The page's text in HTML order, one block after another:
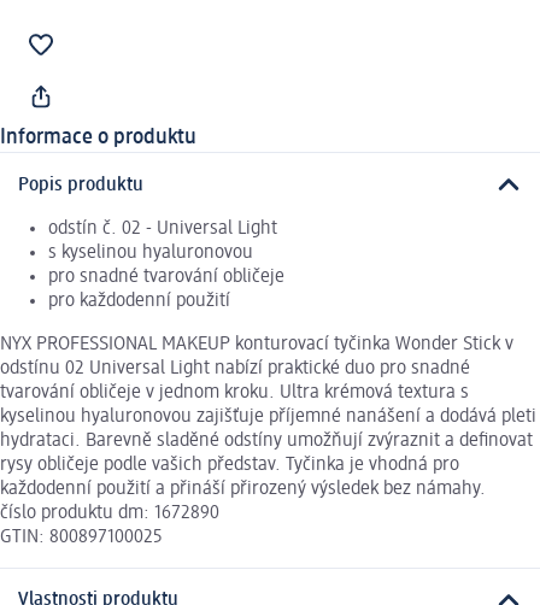
Informace o produktu
Popis produktu
odstín č. 02 - Universal Light
s kyselinou hyaluronovou
pro snadné tvarování obličeje
pro každodenní použití
NYX PROFESSIONAL MAKEUP konturovací tyčinka Wonder Stick v
odstínu 02 Universal Light nabízí praktické duo pro snadné
tvarování obličeje v jednom kroku. Ultra krémová textura s
kyselinou hyaluronovou zajišťuje příjemné nanášení a dodává pleti
hydrataci. Barevně sladěné odstíny umožňují zvýraznit a definovat
rysy obličeje podle vašich představ. Tyčinka je vhodná pro
každodenní použití a přináší přirozený výsledek bez námahy.
číslo produktu dm: 1672890
GTIN: 800897100025
Vlastnosti produktu